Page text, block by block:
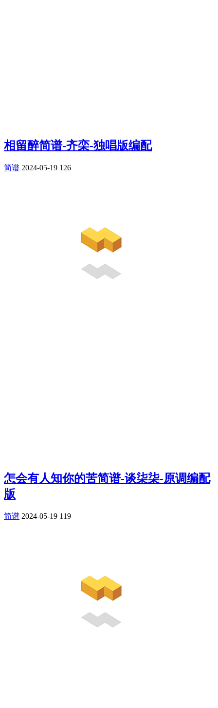
相留醉简谱-齐栾-独唱版编配
简谱 2024-05-19 126
怎会有人知你的苦简谱-谈柒柒-原调编配
版
简谱 2024-05-19 119